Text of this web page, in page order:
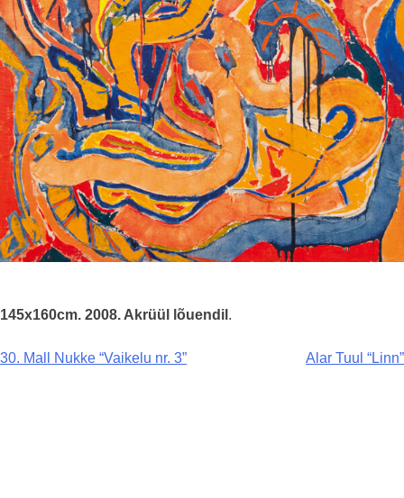
145x160cm. 2008. Akrüül lõuendil .
Navigeerimine
30. Mall Nukke “Vaikelu nr. 3” Alar Tuul “Linn”